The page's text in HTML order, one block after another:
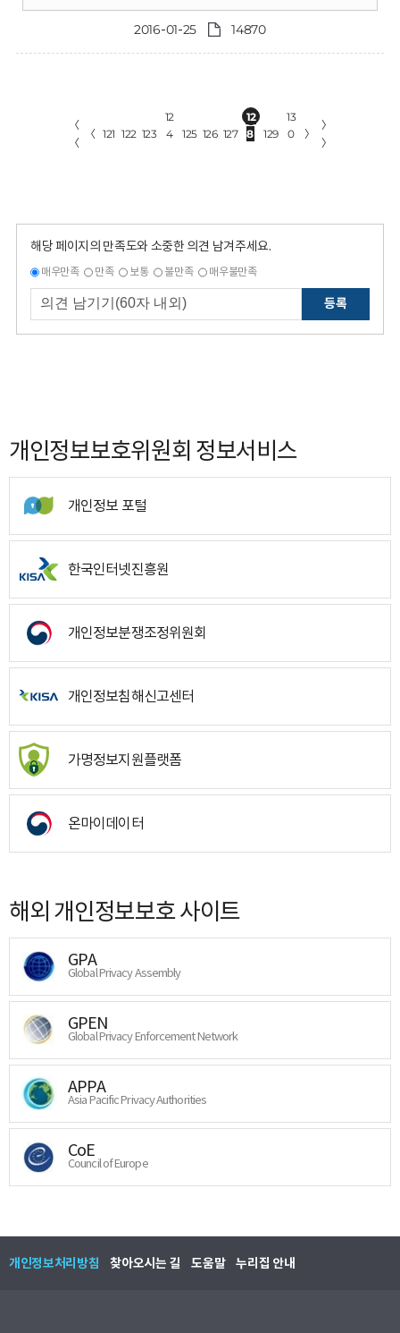
2016-01-25 14870
〈
〈
〈 121 122 123
12
4
125 126 127
12
8
129
13
0
〉
〉
〉
해당 페이지의 만족도와 소중한 의견 남겨주세요.
매우만족 만족 보통 불만족 매우불만족
등록
개인정보보호위원회 정보서비스
개인정보 포털
한국인터넷진흥원
개인정보분쟁조정위원회
개인정보침해신고센터
가명정보지원플랫폼
온마이데이터
해외 개인정보보호 사이트
GPA
Global Privacy Assembly
GPEN
Global Privacy Enforcement Network
APPA
Asia Pacific Privacy Authorities
CoE
Council of Europe
개인정보처리방침 찾아오시는 길 도움말 누리집 안내